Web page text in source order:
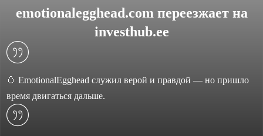
emotionalegghead.com переезжает на
investhub.ee
🥚 EmotionalEgghead служил верой и правдой — но пришло
время двигаться дальше.